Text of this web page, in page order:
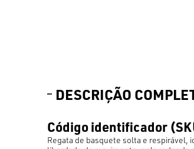
DESCRIÇÃO
Código identificador
Regata de basquete solta e respirável,